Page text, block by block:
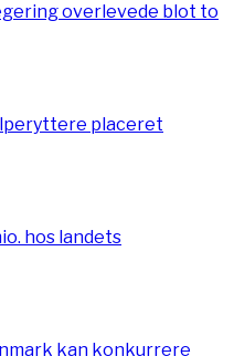
overlevede blot to
placeret
hos landets
kan konkurrere